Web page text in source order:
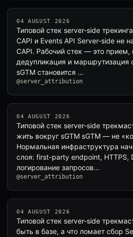
04 AUGUST 2026
Типовой стек server-side
CAPI и Events API Server-side не
CAPI. Рабочий стек — это прием,
дедупликация и маршрутизация
sGTM становится …
@server_attribution
04 AUGUST 2026
Типовой стек server-side
жить вокруг sGTM sGTM — не
Нормальная инфраструктура
слоя: first-party endpoint, HTTPS,
логирование запросов…
@server_attribution
04 AUGUST 2026
Типовой стек server-side
быть в базе, а что ломает сбор